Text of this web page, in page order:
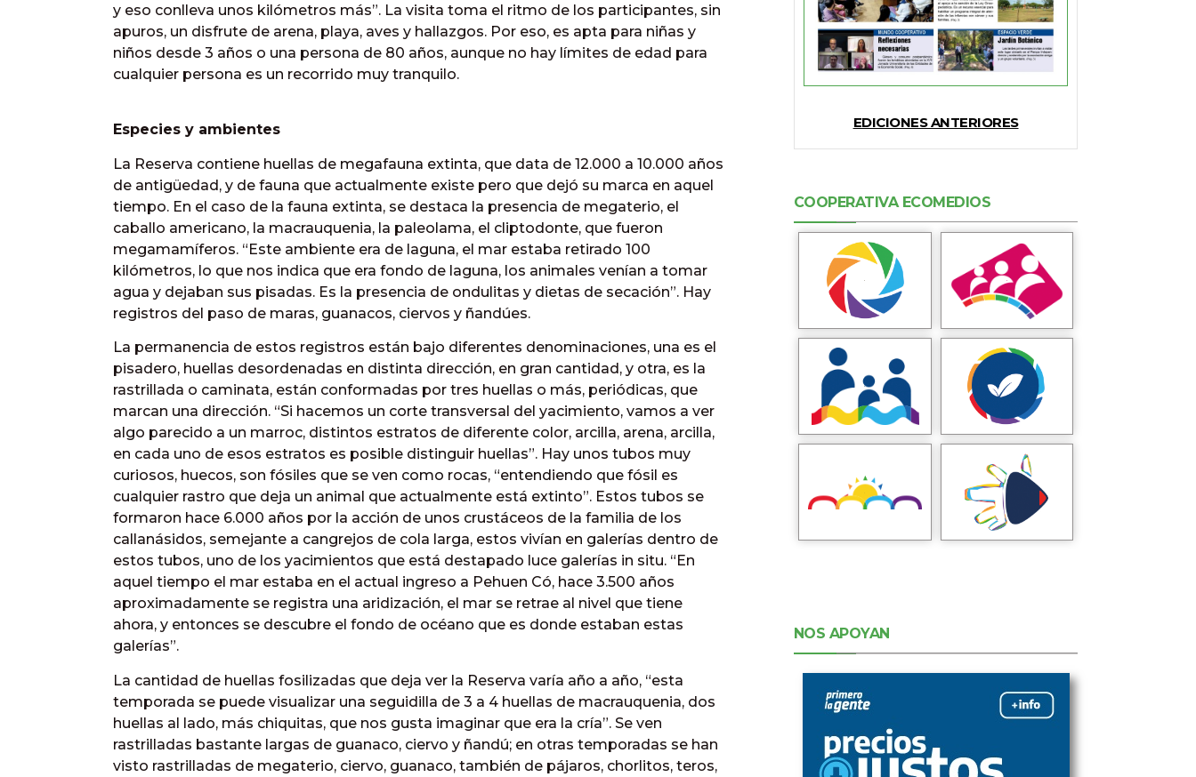
y eso conlleva unos kilómetros más”. La visita toma el ritmo de los participantes, sin
apuros, un disfrute de arena, playa, aves y hallazgos. Por eso, es apta para niñas y
niños desde 3 años o una persona de 80 años, aunque no hay límites de edad para
cualquier persona es un recorrido muy tranquilo.
Especies y ambientes
La Reserva contiene huellas de megafauna extinta, que data de 12.000 a 10.000 años
de antigüedad, y de fauna que actualmente existe pero que dejó su marca en aquel
tiempo. En el caso de la fauna extinta, se destaca la presencia de megaterio, el
caballo americano, la macrauquenia, la paleolama, el cliptodonte, que fueron
megamamíferos. “Este ambiente era de laguna, el mar estaba retirado 100
kilómetros, lo que nos indica que era fondo de laguna, los animales venían a tomar
agua y dejaban sus pisadas. Es la presencia de ondulitas y dietas de secación”. Hay
registros del paso de maras, guanacos, ciervos y ñandúes.
La permanencia de estos registros están bajo diferentes denominaciones, una es el
pisadero, huellas desordenadas en distinta dirección, en gran cantidad, y otra, es la
rastrillada o caminata, están conformadas por tres huellas o más, periódicas, que
marcan una dirección. “Si hacemos un corte transversal del yacimiento, vamos a ver
algo parecido a un marroc, distintos estratos de diferente color, arcilla, arena, arcilla,
en cada uno de esos estratos es posible distinguir huellas”. Hay unos tubos muy
curiosos, huecos, son fósiles que se ven como rocas, “entendiendo que fósil es
cualquier rastro que deja un animal que actualmente está extinto”. Estos tubos se
formaron hace 6.000 años por la acción de unos crustáceos de la familia de los
callanásidos, semejante a cangrejos de cola larga, estos vivían en galerías dentro de
estos tubos, uno de los yacimientos que está destapado luce galerías in situ. “En
aquel tiempo el mar estaba en el actual ingreso a Pehuen Có, hace 3.500 años
aproximadamente se registra una aridización, el mar se retrae al nivel que tiene
ahora, y entonces se descubre el fondo de océano que es donde estaban estas
galerías”.
La cantidad de huellas fosilizadas que deja ver la Reserva varía año a año, “esta
temporada se puede visualizar una seguidilla de 3 a 4 huellas de macrauquenia, dos
huellas al lado, más chiquitas, que nos gusta imaginar que era la cría”. Se ven
rastrilladas bastante largas de guanaco, ciervo y ñandú; en otras temporadas se han
visto rastrilladas de megaterio, ciervo, guanaco, también de pájaros, chorlitos, teros,
EDICIONES ANTERIORES
COOPERATIVA ECOMEDIOS
NOS APOYAN